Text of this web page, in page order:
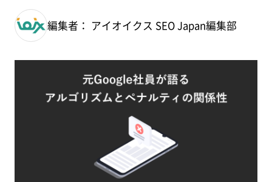
編集者： アイオイクス SEO Japan編集部